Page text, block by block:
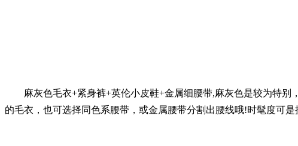
麻灰色毛衣+紧身裤+英伦小皮鞋+金属细腰带,麻灰色是较为特别
的毛衣，也可选择同色系腰带，或金属腰带分割出腰线哦!时髦度可是